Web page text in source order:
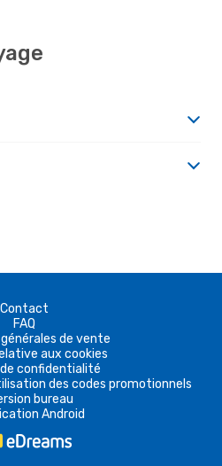
Contact
FAQ
de vente
aux cookies
confidentialité
des codes promotionnels
bureau
Android